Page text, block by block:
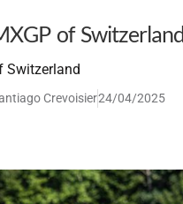
of
Switzerland
Crevoisier24/04/2025